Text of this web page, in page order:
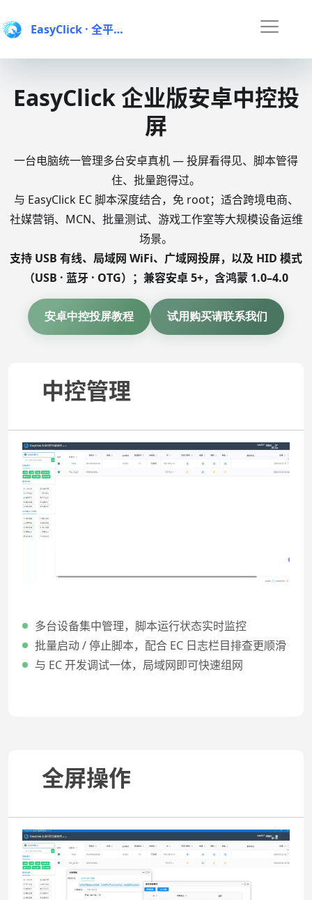
EasyClick · 全平台手机自动化AI智能体
EasyClick 企业版安卓中控投
屏
一台电脑统一管理多台安卓真机 — 投屏看得见、脚本管得
住、批量跑得过。
与 EasyClick EC 脚本深度结合，免 root；适合跨境电商、
社媒营销、MCN、批量测试、游戏工作室等大规模设备运维
场景。
支持 USB 有线、局域网 WiFi、广域网投屏，以及 HID 模式
（USB · 蓝牙 · OTG）；兼容安卓 5+，含鸿蒙 1.0–4.0
安卓中控投屏教程 试用购买请联系我们
中控管理
多台设备集中管理，脚本运行状态实时监控
批量启动 / 停止脚本，配合 EC 日志栏目排查更顺滑
与 EC 开发调试一体，局域网即可快速组网
全屏操作